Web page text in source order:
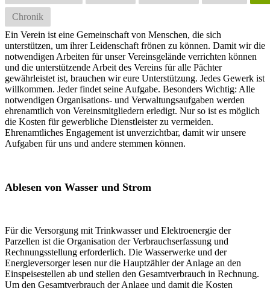
Chronik
Ein Verein ist eine Gemeinschaft von Menschen, die sich
unterstützen, um ihrer Leidenschaft frönen zu können. Damit wir die
notwendigen Arbeiten für unser Vereinsgelände verrichten können
und die unterstützende Arbeit des Vereins für alle Pächter
gewährleistet ist, brauchen wir eure Unterstützung. Jedes Gewerk ist
willkommen. Jeder findet seine Aufgabe. Besonders Wichtig: Alle
notwendigen Organisations- und Verwaltungsaufgaben werden
ehrenamtlich von Vereinsmitgliedern erledigt. Nur so ist es möglich
die Kosten für gewerbliche Dienstleister zu vermeiden.
Ehrenamtliches Engagement ist unverzichtbar, damit wir unsere
Aufgaben für uns und andere stemmen können.
Ablesen von Wasser und Strom
Für die Versorgung mit Trinkwasser und Elektroenergie der
Parzellen ist die Organisation der Verbrauchserfassung und
Rechnungsstellung erforderlich. Die Wasserwerke und der
Energieversorger lesen nur die Hauptzähler der Anlage an den
Einspeisestellen ab und stellen den Gesamtverbrauch in Rechnung.
Um den Gesamtverbrauch der Anlage und damit die Kosten